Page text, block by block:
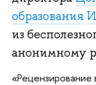
образования
из
анонимному
«Рецензирование